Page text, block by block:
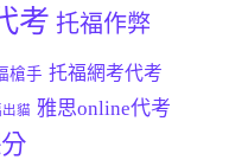
考 托福作弊
槍手 托福網考代考
貓 雅思online代考